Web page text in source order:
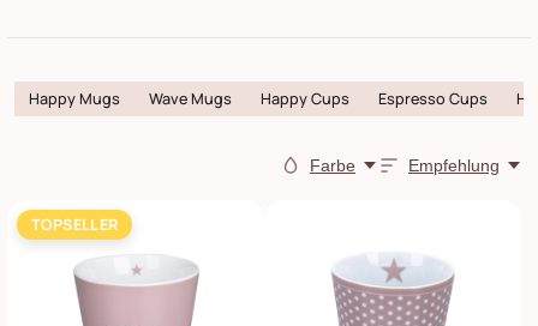
Happy Mugs Wave Mugs Happy Cups Espresso Cups
Farbe Empfehlung
TOPSELLER